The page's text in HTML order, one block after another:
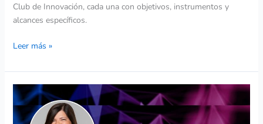
Club de Innovación, cada una con objetivos, instrumentos y
alcances específicos.
Leer más »
Giselle
Miranda
en